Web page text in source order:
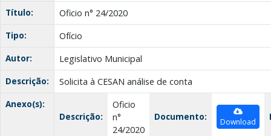
Título:
Oficio n° 24/2020
Tipo:
Ofício
Autor:
Legislativo Municipal
Descrição:
Solicita à CESAN análise de conta
Anexo(s):
Descrição:
Oficio
n°
24/2020
Documento: Download